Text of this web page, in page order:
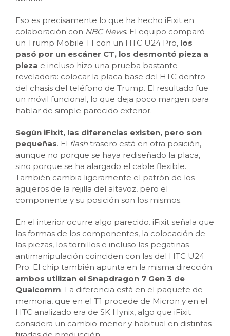
Eso es precisamente lo que ha hecho iFixit en
colaboración con NBC News. El equipo comparó
un Trump Mobile T1 con un HTC U24 Pro, los
pasó por un escáner CT, los desmontó pieza a
pieza e incluso hizo una prueba bastante
reveladora: colocar la placa base del HTC dentro
del chasis del teléfono de Trump. El resultado fue
un móvil funcional, lo que deja poco margen para
hablar de simple parecido exterior.
Según iFixit, las diferencias existen, pero son
pequeñas. El flash trasero está en otra posición,
aunque no porque se haya rediseñado la placa,
sino porque se ha alargado el cable flexible.
También cambia ligeramente el patrón de los
agujeros de la rejilla del altavoz, pero el
componente y su posición son los mismos.
En el interior ocurre algo parecido. iFixit señala que
las formas de los componentes, la colocación de
las piezas, los tornillos e incluso las pegatinas
antimanipulación coinciden con las del HTC U24
Pro. El chip también apunta en la misma dirección:
ambos utilizan el Snapdragon 7 Gen 3 de
Qualcomm. La diferencia está en el paquete de
memoria, que en el T1 procede de Micron y en el
HTC analizado era de SK Hynix, algo que iFixit
considera un cambio menor y habitual en distintas